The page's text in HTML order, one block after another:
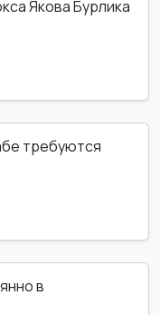
Якова Бурлика
требуются
в